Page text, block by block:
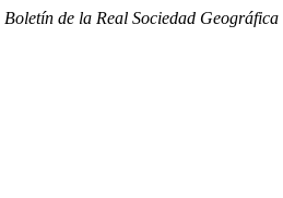
Boletín de la Real Sociedad Geográfica